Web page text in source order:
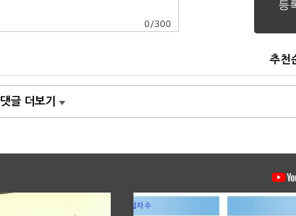
0 /300
추천
댓글 더보기